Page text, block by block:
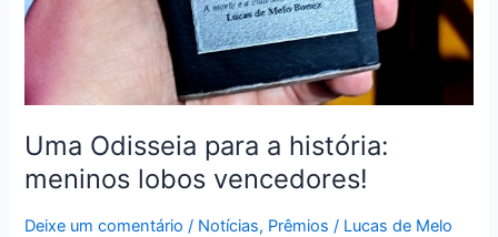
Uma Odisseia para a história:
meninos lobos vencedores!
Deixe um comentário / Notícias, Prêmios / Lucas de Melo